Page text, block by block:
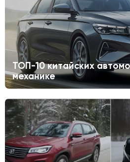
ТОП-10 китайских
механике